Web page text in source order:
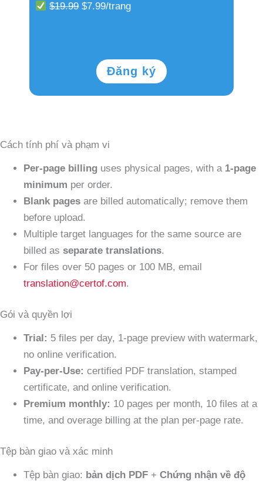
$19.99$7.99/trang
Đăng ký
Cách tính phí và phạm vi
Per-page billing uses physical pages, with a 1-page
minimum per order.
Blank pages are billed automatically; remove them
before upload.
Multiple target languages for the same source are
billed as separate translations.
For files over 50 pages or 100 MB, email
translation@certof.com.
Gói và quyền lợi
Trial: 5 files per day, 1-page preview with watermark,
no online verification.
Pay-per-Use: certified PDF translation, stamped
certificate, and online verification.
Premium monthly: 10 pages per month, 10 files at a
time, and overage billing at the plan per-page rate.
Tệp bàn giao và xác minh
Tệp bàn giao: bản dịch PDF + Chứng nhận về độ